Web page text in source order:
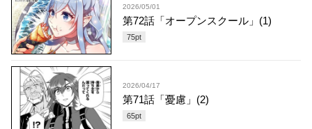
2026/05/01
第72話「オープンスクール」(1)
75pt
2026/04/17
第71話「憂慮」(2)
65pt